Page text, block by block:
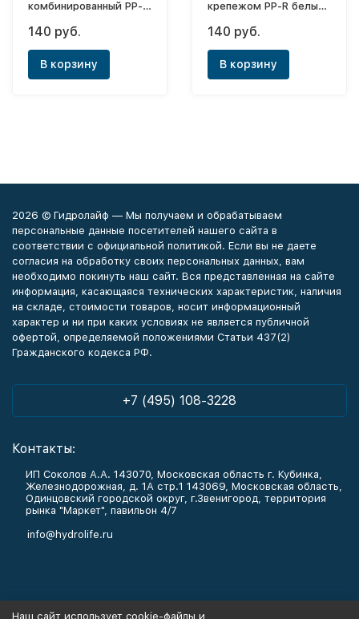
комбинированный PP-R
140 руб.
В корзину
крепежом PP-R белый
140 руб.
В корзину
2026 © Гидролайф — Мы получаем и обрабатываем
персональные данные посетителей нашего сайта в
соответствии с официальной политикой. Если вы не даете
согласия на обработку своих персональных данных, вам
необходимо покинуть наш сайт. Вся представленная на сайте
информация, касающаяся технических характеристик, наличия
на складе, стоимости товаров, носит информационный
характер и ни при каких условиях не является публичной
офертой, определяемой положениями Статьи 437(2)
Гражданского кодекса РФ.
+7 (495) 108-3228
Контакты:
ИП Соколов А.А. 143070, Московская область г. Кубинка,
Железнодорожная, д. 1А стр.1 143069, Московская область,
Одинцовский городской округ, г.Звенигород, территория
рынка "Маркет", павильон 4/7
info@hydrolife.ru
Наш сайт использует cookie-файлы и